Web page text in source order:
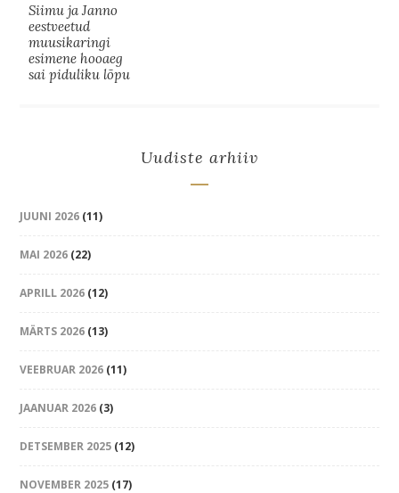
Siimu ja Janno
eestveetud
muusikaringi
esimene hooaeg
sai piduliku lõpu
Uudiste arhiiv
JUUNI 2026 (11)
MAI 2026 (22)
APRILL 2026 (12)
MÄRTS 2026 (13)
VEEBRUAR 2026 (11)
JAANUAR 2026 (3)
DETSEMBER 2025 (12)
NOVEMBER 2025 (17)